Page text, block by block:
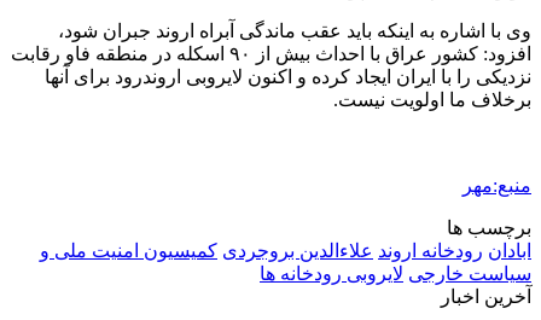
وی با اشاره به اینکه باید عقب ماندگی آبراه اروند جبران شود،
افزود: کشور عراق با احداث بیش از ۹۰ اسکله در منطقه
فاو رقابت
نزدیکی را با ایران ایجاد کرده و اکنون لایروبی اروندرود برای آنها
برخلاف ما اولویت نیست.
منبع:مهر
برچسب ها
ابادان رودخانه اروند علاءالدین بروجردی کمیسیون امنیت ملی و
سیاست خارجی لایروبی رودخانه ها
آخرین اخبار